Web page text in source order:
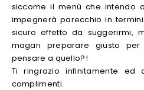
siccome il menù che intendo
impegnerà parecchio in
sicuro effetto da suggerirmi,
magari preparare giusto
pensare a quello?!
Ti ringrazio infinitamente
complimenti.